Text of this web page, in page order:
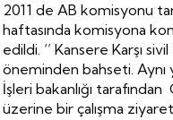
2011 de AB komisyonu
haftasında komisyona
edildi. ‘’ Kansere Karşı
öneminden bahseti. Aynı
İşleri bakanlığı
üzerine bir çalışma